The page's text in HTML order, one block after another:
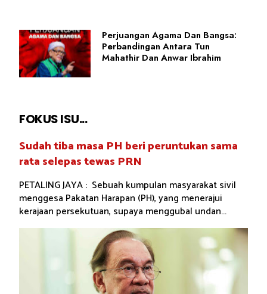
Perjuangan Agama Dan Bangsa:
Perbandingan Antara Tun
Mahathir Dan Anwar Ibrahim
FOKUS ISU...
Sudah tiba masa PH beri peruntukan sama
rata selepas tewas PRN
PETALING JAYA : Sebuah kumpulan masyarakat sivil
menggesa Pakatan Harapan (PH), yang menerajui
kerajaan persekutuan, supaya menggubal undan...